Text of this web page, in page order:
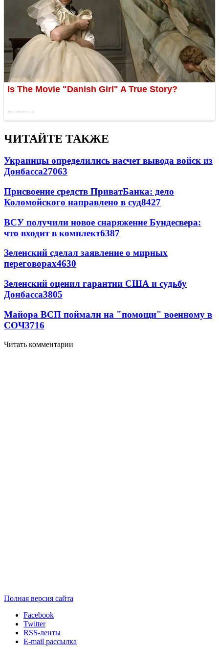
ЧИТАЙТЕ ТАКЖЕ
Украинцы определились насчет вывода войск из
Донбасса27063
Присвоение средств ПриватБанка: дело
Коломойского направлено в суд8427
ВСУ получили новое снаряжение Бундесвера:
что входит в комплект6387
Зеленский сделал заявление о мирных
переговорах4630
Зеленский оценил гарантии США и судьбу
Донбасса3805
Майора ВСП поймали на "помощи" военному в
СОЧ3716
Читать комментарии
Полная версия сайта
Facebook
Twitter
RSS-ленты
E-mail рассылка